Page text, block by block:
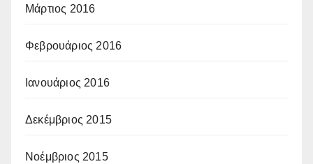
Μάρτιος 2016
Φεβρουάριος 2016
Ιανουάριος 2016
Δεκέμβριος 2015
Νοέμβριος 2015